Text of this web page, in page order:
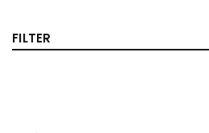
FILTER